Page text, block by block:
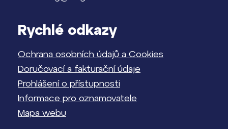
Rychlé odkazy
Ochrana osobních údajů a Cookies
Doručovací a fakturační údaje
Prohlášení o přístupnosti
Informace pro oznamovatele
Mapa webu